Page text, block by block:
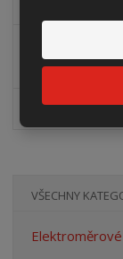
PERP 250/
(241.05 Kb)
PERP 250/
VŠECHNY